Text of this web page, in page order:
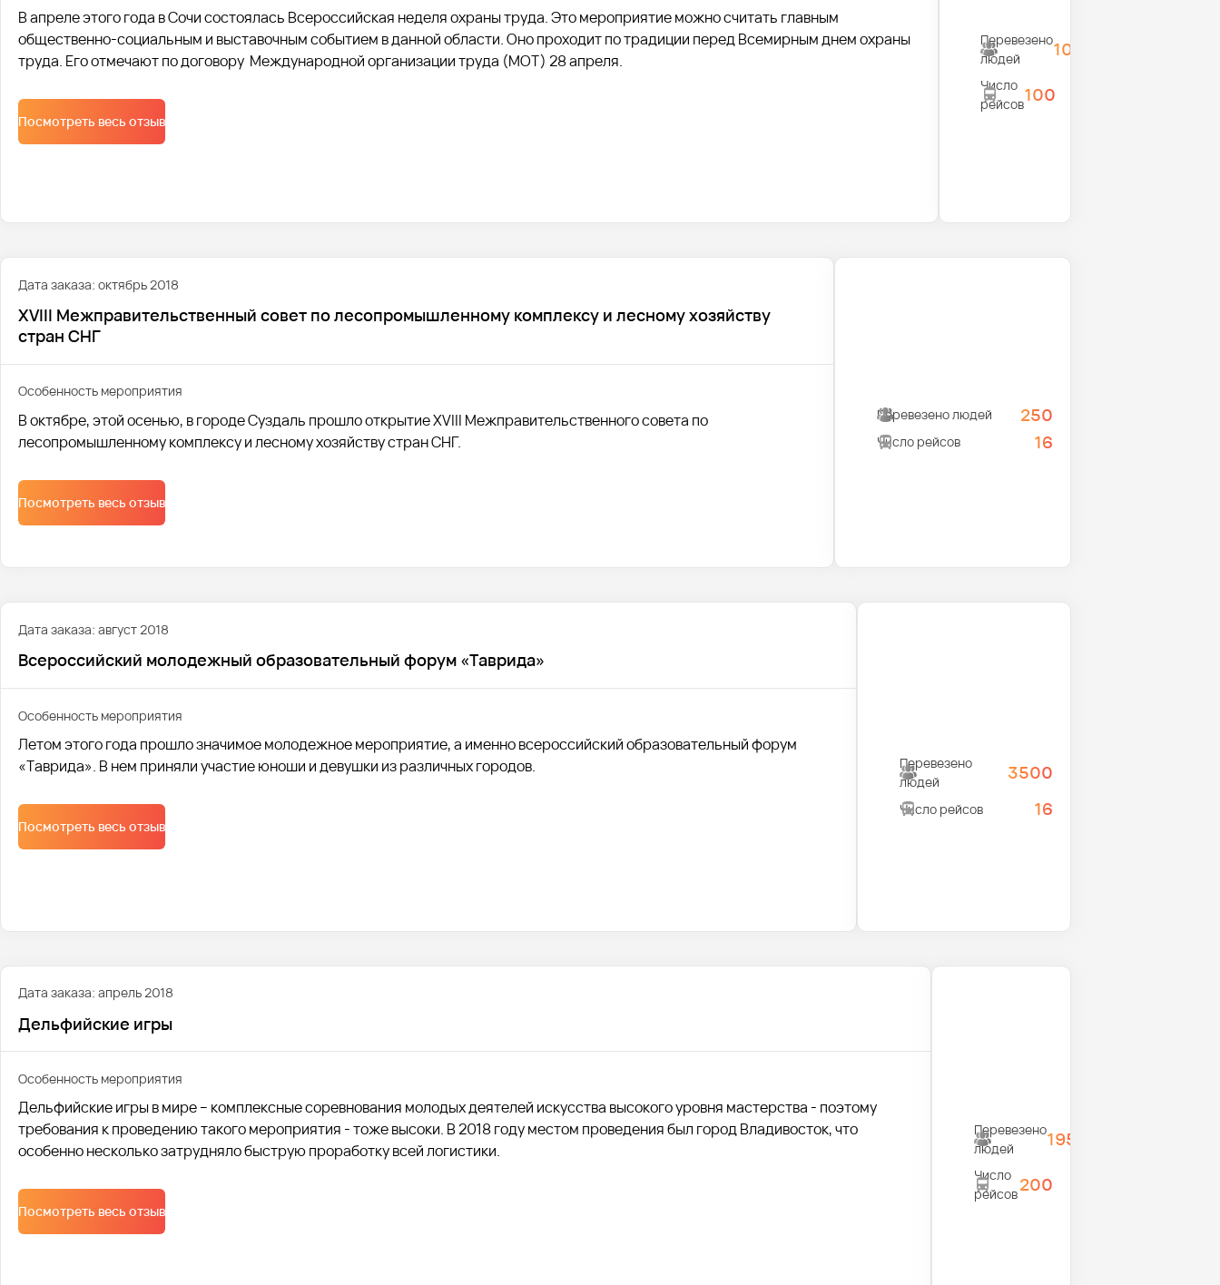
В апреле этого года в Сочи состоялась Всероссийская неделя охраны труда. Это мероприятие можно считать главным
общественно-социальным и выставочным событием в данной области. Оно проходит по традиции перед Всемирным днем охраны
труда. Его отмечают по договору Международной организации труда (МОТ) 28 апреля.
Посмотреть весь отзыв
Перевезено
людей
100000
Число
рейсов100
Дата заказа: октябрь 2018
XVIII Межправительственный совет по лесопромышленному комплексу и лесному хозяйству
стран СНГ
Особенность мероприятия
В октябре, этой осенью, в городе Суздаль прошло открытие XVIII Межправительственного совета по
лесопромышленному комплексу и лесному хозяйству стран СНГ.
Посмотреть весь отзыв
Перевезено людей 250
Число рейсов 16
Дата заказа: август 2018
Всероссийский молодежный образовательный форум «Таврида»
Особенность мероприятия
Летом этого года прошло значимое молодежное мероприятие, а именно всероссийский образовательный форум
«Таврида». В нем приняли участие юноши и девушки из различных городов.
Посмотреть весь отзыв
Перевезено
людей
3500
Число рейсов 16
Дата заказа: апрель 2018
Дельфийские игры
Особенность мероприятия
Дельфийские игры в мире – комплексные соревнования молодых деятелей искусства высокого уровня мастерства - поэтому
требования к проведению такого мероприятия - тоже высоки. В 2018 году местом проведения был город Владивосток, что
особенно несколько затрудняло быструю проработку всей логистики.
Посмотреть весь отзыв
Перевезено
людей
1950
Число
рейсов200